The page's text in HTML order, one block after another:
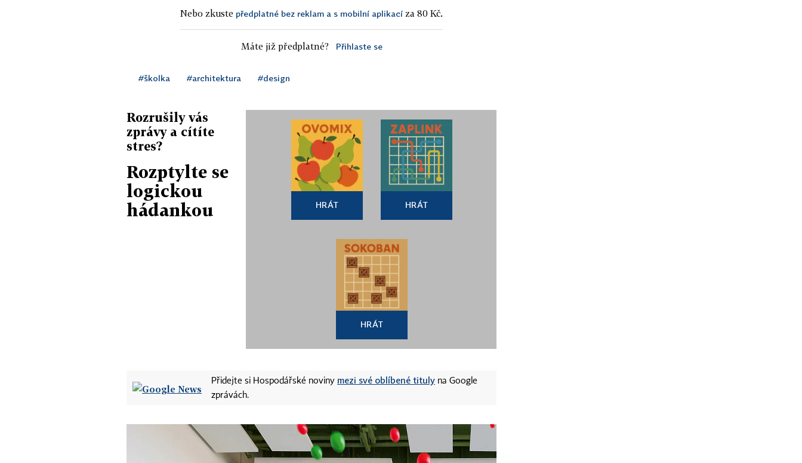
Nebo zkuste předplatné bez reklam a s mobilní aplikací za 80 Kč.
Máte již předplatné? Přihlaste se
#školka #architektura #design
Rozrušily vás
zprávy a cítíte
stres?
Rozptylte se
logickou
hádankou
HRÁT HRÁT
HRÁT
Přidejte si Hospodářské noviny mezi své oblíbené tituly na Google
zprávách.